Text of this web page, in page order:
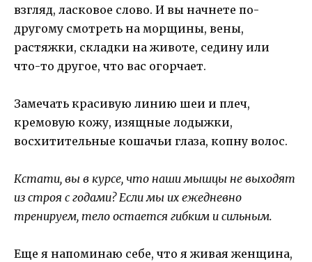
взгляд, ласковое слово. И вы начнете по-
другому смотреть на морщины, вены,
растяжки, складки на животе, седину или
что-то другое, что вас огорчает.
Замечать красивую линию шеи и плеч,
кремовую кожу, изящные лодыжки,
восхитительные кошачьи глаза, копну волос.
Кстати, вы в курсе, что наши мышцы не выходят
из строя с годами? Если мы их ежедневно
тренируем, тело остается гибким и сильным.
Еще я напоминаю себе, что я живая женщина,